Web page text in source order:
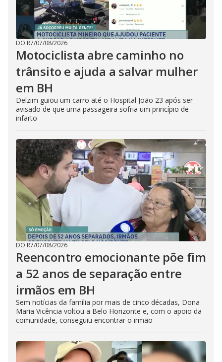
DO R7/07/08/2026
Motociclista abre caminho no
trânsito e ajuda a salvar mulher
em BH
Delzim guiou um carro até o Hospital João 23 após ser
avisado de que uma passageira sofria um princípio de
infarto
DO R7/07/08/2026
Reencontro emocionante põe fim
a 52 anos de separação entre
irmãos em BH
Sem notícias da família por mais de cinco décadas, Dona
Maria Vicência voltou a Belo Horizonte e, com o apoio da
comunidade, conseguiu encontrar o irmão